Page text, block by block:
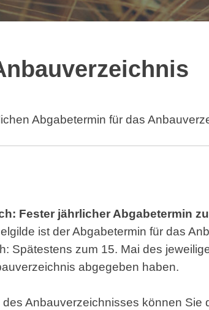
Abgabetermin für das
Fester jährlicher Abgabetermin
ist der Abgabetermin für das
Spätestens zum 15. Mai des
abgegeben haben.
des Anbauverzeichnisses können Sie